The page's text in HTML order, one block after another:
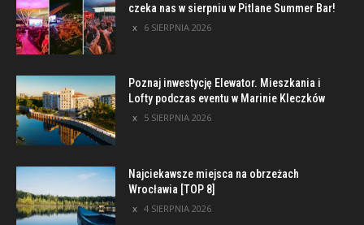
czeka nas w sierpniu w Pitlane Summer Bar!
6 SIERPNIA 2026
Poznaj inwestycję Elewator. Mieszkania i
Lofty podczas eventu w Marinie Kleczków
5 SIERPNIA 2026
Najciekawsze miejsca na obrzeżach
Wrocławia [TOP 8]
4 SIERPNIA 2026